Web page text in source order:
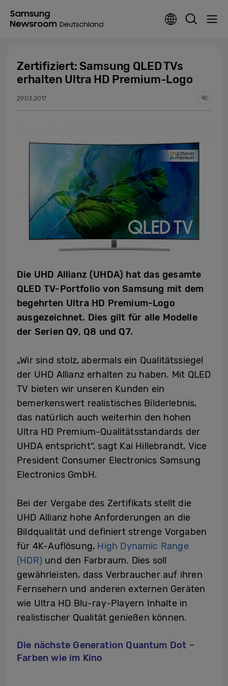
Zertifiziert: Samsung QLED TVs
erhalten Ultra HD Premium-Logo
29.03.2017
Die UHD Allianz (UHDA) hat das gesamte
QLED TV-Portfolio von Samsung mit dem
begehrten Ultra HD Premium-Logo
ausgezeichnet. Dies gilt für alle Modelle
der Serien Q9, Q8 und Q7.
„Wir sind stolz, abermals ein Qualitätssiegel
der UHD Allianz erhalten zu haben. Mit QLED
TV bieten wir unseren Kunden ein
bemerkenswert realistisches Bilderlebnis,
das natürlich auch weiterhin den hohen
Ultra HD Premium-Qualitätsstandards der
UHDA entspricht“, sagt Kai Hillebrandt, Vice
President Consumer Electronics Samsung
Electronics GmbH.
Bei der Vergabe des Zertifikats stellt die
UHD Allianz hohe Anforderungen an die
Bildqualität und definiert strenge Vorgaben
für 4K-Auflösung, High Dynamic Range
(HDR) und den Farbraum. Dies soll
gewährleisten, dass Verbraucher auf ihren
Fernsehern und anderen externen Geräten
wie Ultra HD Blu-ray-Playern Inhalte in
realistischer Qualität genießen können.
Die nächste Generation Quantum Dot –
Farben wie im Kino